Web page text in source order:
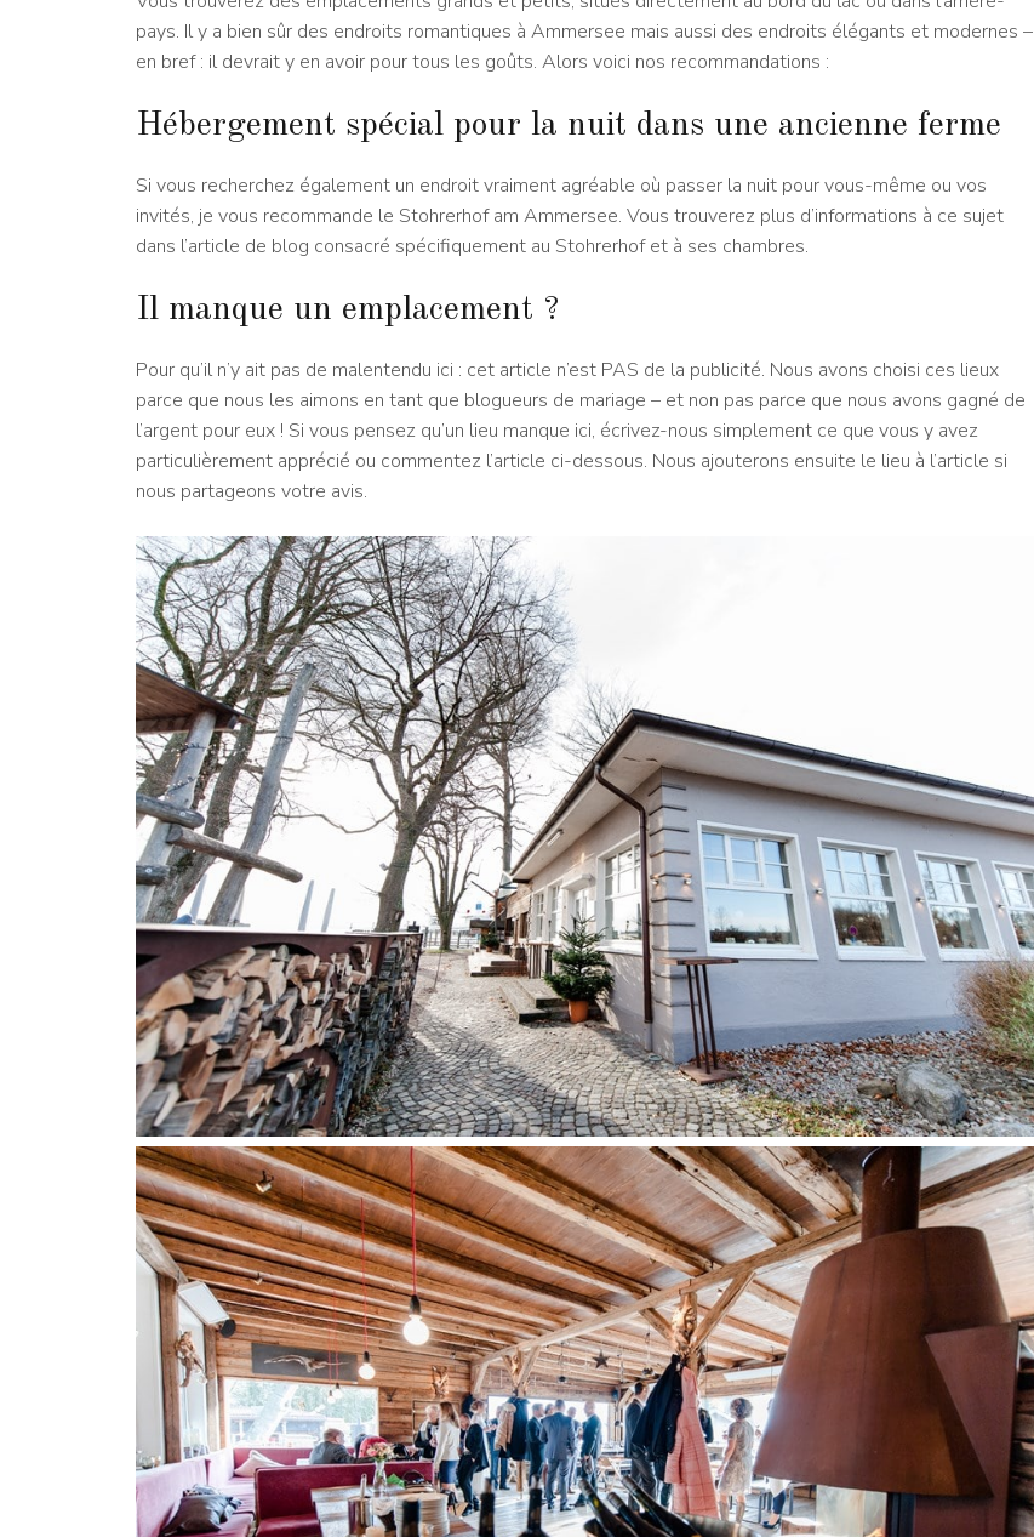
pays. Il y a bien sûr des endroits romantiques à Ammersee mais aussi des endroits élégants et modernes –
en bref : il devrait y en avoir pour tous les goûts. Alors voici nos recommandations :
Hébergement spécial pour la nuit dans une ancienne ferme
Si vous recherchez également un endroit vraiment agréable où passer la nuit pour vous-même ou vos
invités, je vous recommande le Stohrerhof am Ammersee. Vous trouverez plus d’informations à ce sujet
dans l’article de blog consacré spécifiquement au Stohrerhof et à ses chambres.
Il manque un emplacement ?
Pour qu’il n’y ait pas de malentendu ici : cet article n’est PAS de la publicité. Nous avons choisi ces lieux
parce que nous les aimons en tant que blogueurs de mariage – et non pas parce que nous avons gagné de
l’argent pour eux ! Si vous pensez qu’un lieu manque ici, écrivez-nous simplement ce que vous y avez
particulièrement apprécié ou commentez l’article ci-dessous. Nous ajouterons ensuite le lieu à l’article si
nous partageons votre avis.